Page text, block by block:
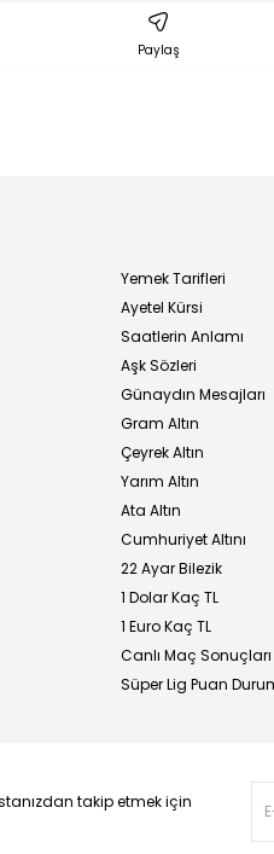
Paylaş
Yemek Tarifleri
Ayetel Kürsi
Saatlerin Anlamı
Aşk Sözleri
Günaydın Mesajları
Gram Altın
Çeyrek Altın
Yarım Altın
Ata Altın
Cumhuriyet Altını
22 Ayar Bilezik
1 Dolar Kaç TL
1 Euro Kaç TL
Canlı Maç Sonuçları
Süper Lig Puan
takip etmek için